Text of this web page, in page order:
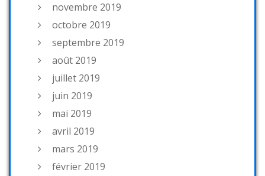
novembre 2019
octobre 2019
septembre 2019
août 2019
juillet 2019
juin 2019
mai 2019
avril 2019
mars 2019
février 2019